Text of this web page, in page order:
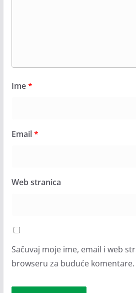
Ime*
Email*
Web stranica
Sačuvaj moje ime, email i web
browseru za buduće komentare.